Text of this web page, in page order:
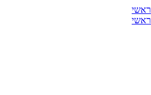
ראשי
ראשי